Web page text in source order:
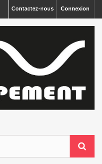
Connexion
Contactez-nous